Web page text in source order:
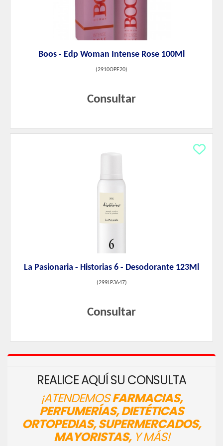
Boos - Edp Woman Intense Rose 100Ml
(2910OPF20)
Consultar
La Pasionaria - Historias 6 - Desodorante 123Ml
(299LP3647)
Consultar
REALICE AQUÍ SU CONSULTA
¡ATENDEMOSFARMACIAS,
PERFUMERÍAS, DIETÉTICAS
ORTOPEDIAS, SUPERMERCADOS,
MAYORISTAS,Y MÁS!